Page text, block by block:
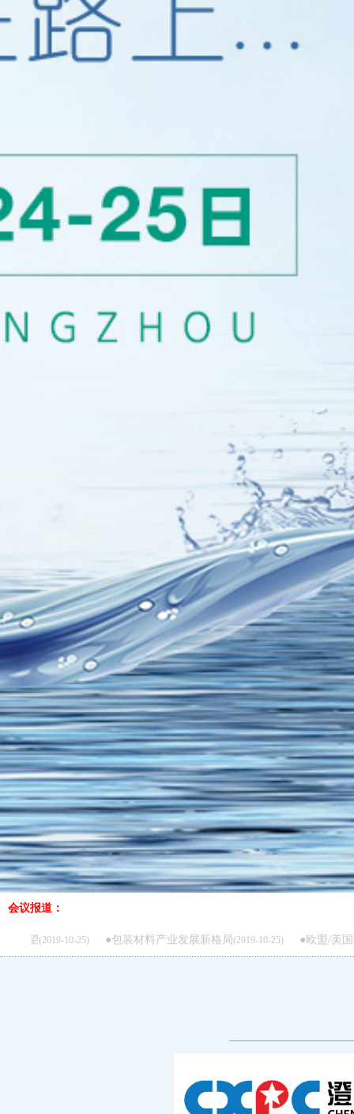
会议报道：
●包装材料产业发展新格局(2019-10-25) ●欧盟/美国聚酯瓶片供